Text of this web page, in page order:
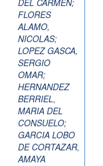
DEL CARMEN;
FLORES
ALAMO,
NICOLAS;
LOPEZ GASCA,
SERGIO
OMAR;
HERNANDEZ
BERRIEL,
MARIA DEL
CONSUELO;
GARCIA LOBO
DE CORTAZAR,
AMAYA